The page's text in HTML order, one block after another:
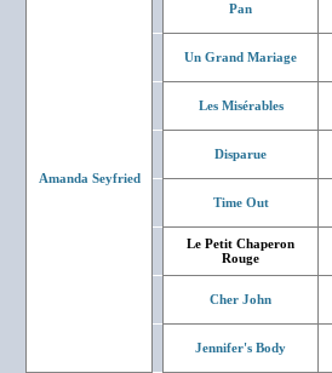
Amanda Seyfried
Pan
Un Grand Mariage
Les Misérables
Disparue
Time Out
Le Petit Chaperon
Rouge
Cher John
Jennifer's Body